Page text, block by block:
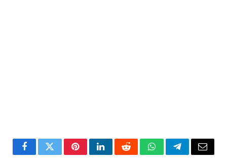
FacebookTwitterPinterestLinkedInRedditWhatsAppTelegramEmail